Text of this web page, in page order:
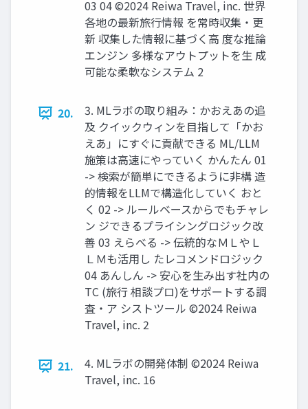
03 04 ©2024 Reiwa Travel, inc. 世界
各地の最新旅⾏情報 を常時収集‧更
新 収集した情報に基づく⾼ 度な推論
エンジン 多様なアウトプットを⽣ 成
可能な柔軟なシステム 2
20.
3. MLラボの取り組み：かおえあの追
及 クイックウィンを⽬指して「かお
えあ」にすぐに貢献できる ML/LLM
施策は⾼速にやっていく かんたん 01
-> 検索が簡単にできるように⾮構 造
的情報をLLMで構造化していく おと
く 02 -> ルールベースからでもチャレ
ン ジできるプライシングロジック改
善 03 えらべる -> 伝統的なＭＬやＬ
ＬＭも活⽤し たレコメンドロジック
04 あんしん -> 安⼼を⽣み出す社内の
TC (旅⾏ 相談プロ)をサポートする調
査‧ア シストツール ©2024 Reiwa
Travel, inc. 2
21.
4. MLラボの開発体制 ©2024 Reiwa
Travel, inc. 16